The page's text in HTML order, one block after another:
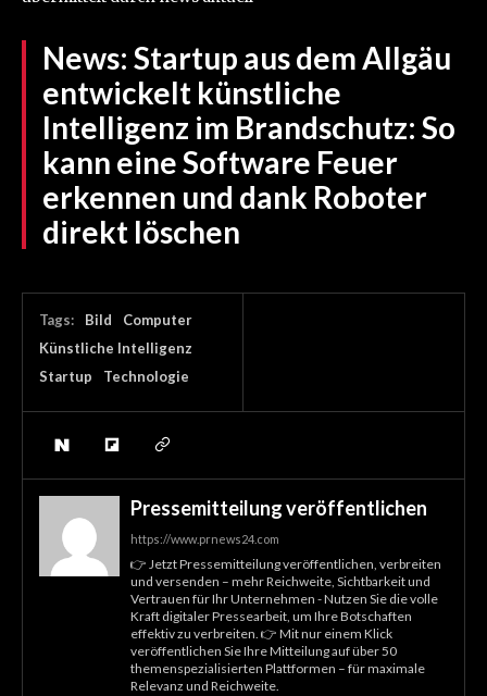
News: Startup aus dem Allgäu
entwickelt künstliche
Intelligenz im Brandschutz: So
kann eine Software Feuer
erkennen und dank Roboter
direkt löschen
Tags: Bild
Computer
Künstliche Intelligenz
Startup
Technologie
Pressemitteilung veröffentlichen
https://www.prnews24.com
👉 Jetzt Pressemitteilung veröffentlichen, verbreiten
und versenden – mehr Reichweite, Sichtbarkeit und
Vertrauen für Ihr Unternehmen - Nutzen Sie die volle
Kraft digitaler Pressearbeit, um Ihre Botschaften
effektiv zu verbreiten. 👉 Mit nur einem Klick
veröffentlichen Sie Ihre Mitteilung auf über 50
themenspezialisierten Plattformen – für maximale
Relevanz und Reichweite.